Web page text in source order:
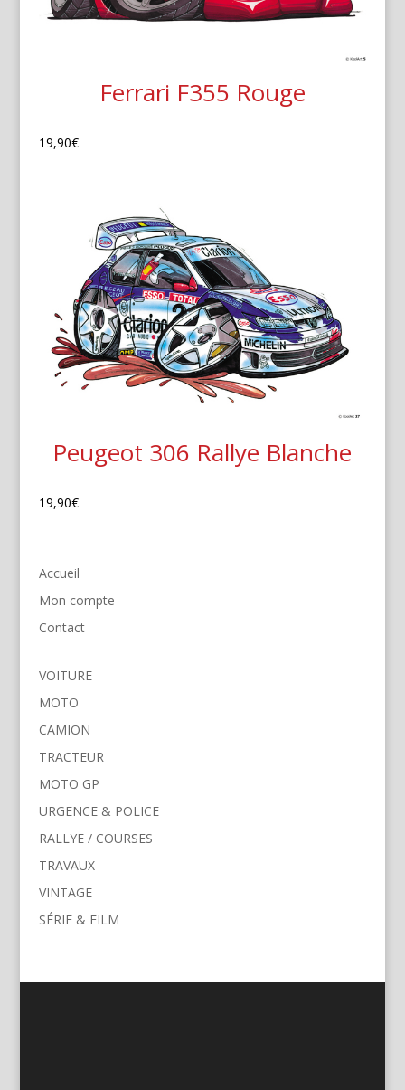
Ferrari F355 Rouge
19,90€
Peugeot 306 Rallye Blanche
19,90€
Accueil
Mon compte
Contact
VOITURE
MOTO
CAMION
TRACTEUR
MOTO GP
URGENCE & POLICE
RALLYE / COURSES
TRAVAUX
VINTAGE
SÉRIE & FILM